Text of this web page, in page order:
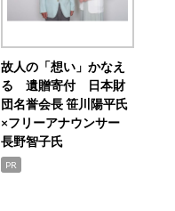
故人の「想い」かなえ
る 遺贈寄付 日本財
団名誉会長 笹川陽平氏
×フリーアナウンサー
長野智子氏
PR